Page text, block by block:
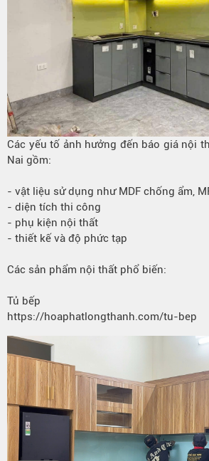
Các yếu tố ảnh hưởng đến báo giá nội
Nai gồm:
- vật liệu sử dụng như MDF chống ẩm,
- diện tích thi công
- phụ kiện nội thất
- thiết kế và độ phức tạp
Các sản phẩm nội thất phổ biến:
Tủ bếp
https://hoaphatlongthanh.com/tu-bep